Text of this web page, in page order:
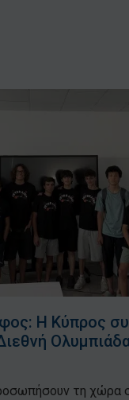
Η Κύπρος
τη χώρα